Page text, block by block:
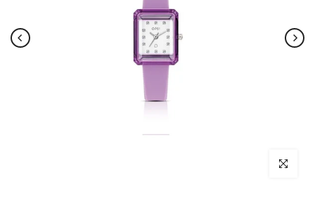
Clicca per